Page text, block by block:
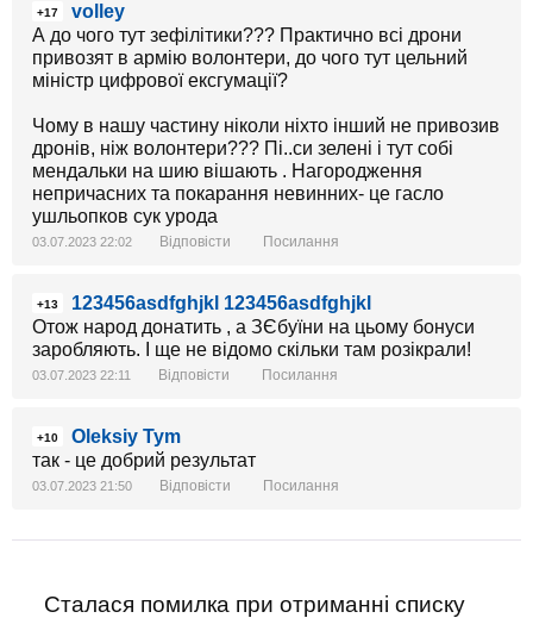
+17
volley
А до чого тут зефілітики??? Практично всі дрони
привозят в армію волонтери, до чого тут цельний
міністр цифрової ексгумації?
Чому в нашу частину ніколи ніхто інший не привозив
дронів, ніж волонтери??? Пі..си зелені і тут собі
мендальки на шию вішають . Нагородження
непричасних та покарання невинних- це гасло
ушльопков сук урода
03.07.2023 22:02 Відповісти Посилання
+13
123456asdfghjkl 123456asdfghjkl
Отож народ донатить , а ЗЄбуїни на цьому бонуси
заробляють. І ще не відомо скільки там розікрали!
03.07.2023 22:11 Відповісти Посилання
+10
Oleksiy Tym
так - це добрий результат
03.07.2023 21:50 Відповісти Посилання
Сталася помилка при отриманні списку